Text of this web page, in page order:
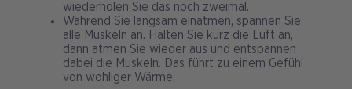
wiederholen Sie das noch zweimal.
Während Sie langsam einatmen, spannen Sie
alle Muskeln an. Halten Sie kurz die Luft an,
dann atmen Sie wieder aus und entspannen
dabei die Muskeln. Das führt zu einem Gefühl
von wohliger Wärme.